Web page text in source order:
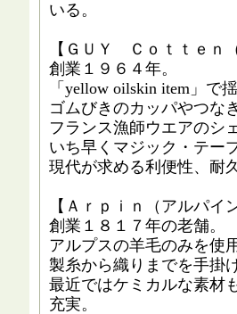
いる。
【 ＧＵＹ Ｃｏｔｔｅｎ
創業１９６４年。
「 yellow oilskin item 」で
ゴムびきのカッパやつな
フランス漁師ウエアのシ
いち早くマジック・テー
現代が求める利便性、耐
【Ａｒｐｉｎ（アルパイ
創業１８１７年の老舗。
アルプスの羊毛のみを使
製糸から織りまでを手掛
最近ではケミカルな素材
充実。